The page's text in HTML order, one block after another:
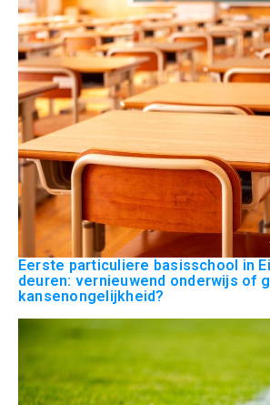
Eerste particuliere basisschool in
deuren: vernieuwend onderwijs of
kansenongelijkheid?